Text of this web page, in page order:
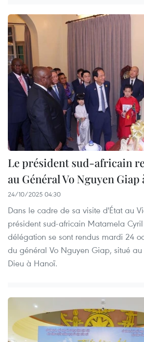
Le président sud-africain
au Général Vo Nguyen Giap
24/10/2025 04:30
Dans le cadre de sa visite d'État au
président sud-africain Matamela
délégation se sont rendus mardi 24
du général Vo Nguyen Giap, situé
Dieu à Hanoï.